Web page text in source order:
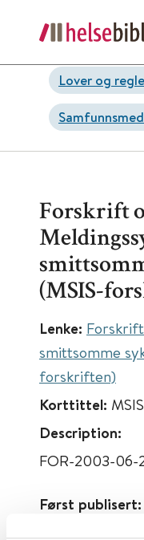
Lover og
Forskrift
(MSIS-
Lenke:
smittsomme
forskriften)
Korttittel:
Description:
FOR-2003-06-
Først publisert: